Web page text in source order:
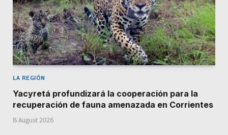
LA REGIÓN
Yacyretá profundizará la cooperación para la
recuperación de fauna amenazada en Corrientes
8 August 2026